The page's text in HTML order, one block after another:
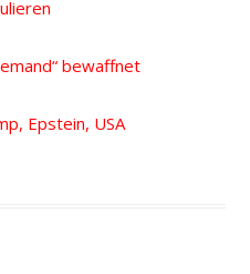
bewaffnet
Epstein, USA